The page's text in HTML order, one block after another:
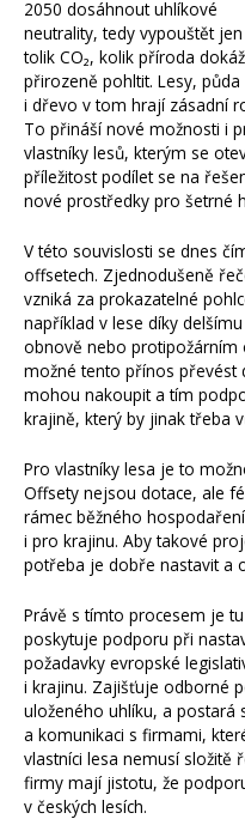
2050 dosáhnout uhlíkové
neutrality, tedy vypouštět jen
tolik CO₂, kolik příroda
přirozeně pohltit. Lesy, půda
i dřevo v tom hrají zásadní
To přináší nové možnosti i
vlastníky lesů, kterým se
příležitost podílet se na
nové prostředky pro šetrné
V této souvislosti se dnes
offsetech. Zjednodušeně
vzniká za prokazatelné
například v lese díky
obnově nebo protipožárním
možné tento přínos převést
mohou nakoupit a tím
krajině, který by jinak třeba
Pro vlastníky lesa je to
Offsety nejsou dotace, ale
rámec běžného
i pro krajinu. Aby takové
potřeba je dobře nastavit a
Právě s tímto procesem je
poskytuje podporu při
požadavky evropské
i krajinu. Zajišťuje odborné
uloženého uhlíku, a postará
a komunikaci s firmami,
vlastníci lesa nemusí složitě
firmy mají jistotu, že
v českých lesích.